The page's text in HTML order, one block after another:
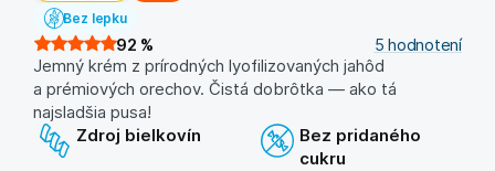
Bez lepku
92 % 5 hodnotení
Jemný krém z prírodných lyofilizovaných jahôd
a prémiových orechov. Čistá dobrôtka — ako tá
najsladšia pusa!
Zdroj bielkovín
Bez pridaného
cukru